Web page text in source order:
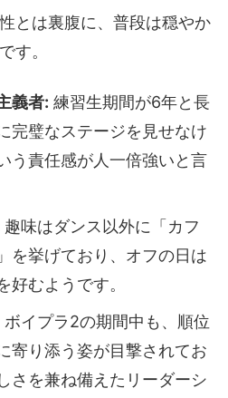
とは裏腹に、普段は穏やか
す。
義者: 練習生期間が6年と長
完璧なステージを見せなけ
う責任感が人一倍強いと言
趣味はダンス以外に「カフ
を挙げており、オフの日は
好むようです。
ボイプラ2の期間中も、順位
寄り添う姿が目撃されてお
さを兼ね備えたリーダーシ